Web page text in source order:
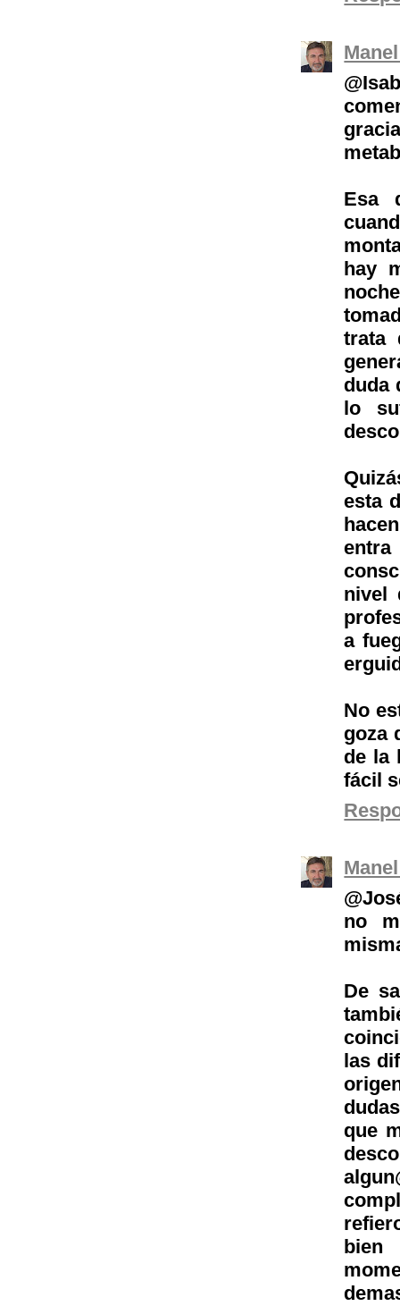
Esa
hay
trata
duda
lo
esta
nivel
a
No
goza
de la
fácil
no
De
las
que
bien